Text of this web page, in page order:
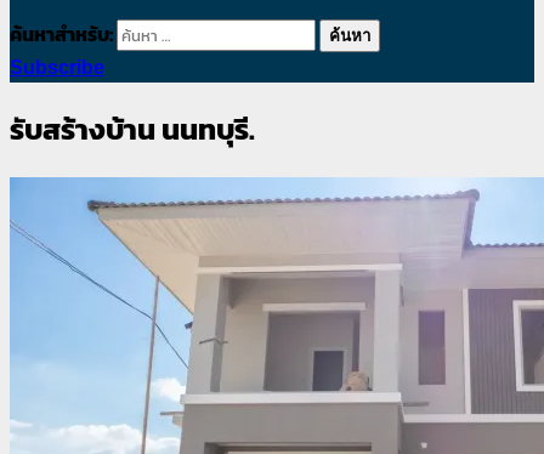
ค้นหาสำหรับ:
Subscribe
รับสร้างบ้าน นนทบุรี.